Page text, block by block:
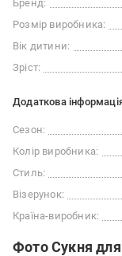
Бренд:
Розмір виробника:
Вік дитини:
Зріст:
Додаткова
Сезон:
Колір виробника:
Стиль:
Візерунок:
Країна-виробник:
Фото Сукня